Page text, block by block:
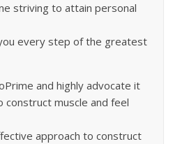
striving to attain personal
every step of the greatest
and highly advocate it
muscle and feel
approach to construct